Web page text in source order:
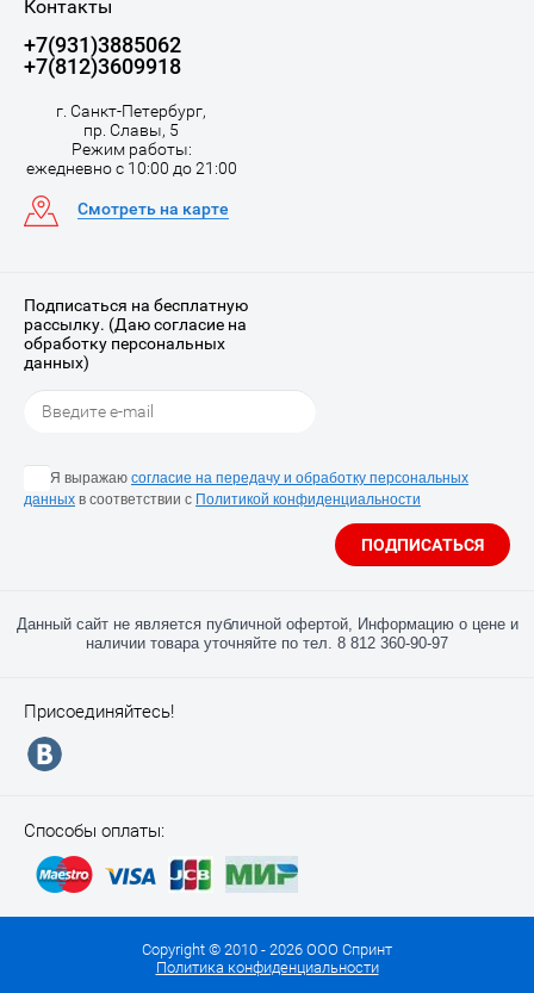
Контакты
+7(931)3885062
+7(812)3609918
г. Санкт-Петербург,
пр. Славы, 5
Режим работы:
ежедневно с 10:00 до 21:00
Смотреть на карте
Подписаться на бесплатную
рассылку. (Даю согласие на
обработку персональных
данных)
Я выражаю согласие на передачу и обработку персональных
данных в соответствии с Политикой конфиденциальности
ПОДПИСАТЬСЯ
Данный сайт не является публичной офертой, Информацию о цене и
наличии товара уточняйте по тел. 8 812 360-90-97
Присоединяйтесь!
Способы оплаты:
Copyright © 2010 - 2026 ООО Спринт
Политика конфиденциальности